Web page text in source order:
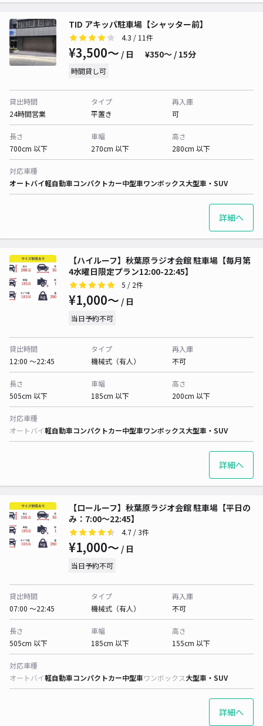
TID アキッパ駐車場【シャッター前】
4.3 / 11件
¥3,500〜 / 日 ¥350〜 / 15分
時間貸し可
貸出時間
24時間営業
タイプ
平置き
再入庫
可
長さ
700cm 以下
車幅
270cm 以下
高さ
280cm 以下
対応車種
オートバイ軽自動車コンパクトカー中型車ワンボックス大型車・SUV
詳細へ
【ハイルーフ】秋葉原ラジオ会館 駐車場【毎月第
4水曜日限定プラン12:00-22:45】
5 / 2件
¥1,000〜 / 日
当日予約不可
貸出時間
12:00 〜22:45
タイプ
機械式（有人）
再入庫
不可
長さ
505cm 以下
車幅
185cm 以下
高さ
200cm 以下
対応車種
オートバイ軽自動車コンパクトカー中型車ワンボックス大型車・SUV
詳細へ
【ロールーフ】秋葉原ラジオ会館 駐車場【平日の
み：7:00～22:45】
4.7 / 3件
¥1,000〜 / 日
当日予約不可
貸出時間
07:00 〜22:45
タイプ
機械式（有人）
再入庫
不可
長さ
505cm 以下
車幅
185cm 以下
高さ
155cm 以下
対応車種
オートバイ軽自動車コンパクトカー中型車ワンボックス大型車・SUV
詳細へ